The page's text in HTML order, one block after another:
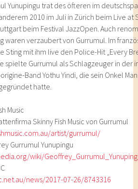
Yunupingu trat des öfteren im
2010 im Juli in Zürich beim Live at
beim Festival JazzOpen. Auch
waren verzaubert von Gurrumul. Im
Sting mit ihm live den Police-Hit „Every
spielte Gurrumul als Schlagzeuger in der
Band Yothu Yindi, die sein Onkel
hatte.
Music
Skinny Fish Music von Gurrumul
artist/gurrumul/
Gurrumul Yunupingu
wiki/
news/2017-07-26/8743316